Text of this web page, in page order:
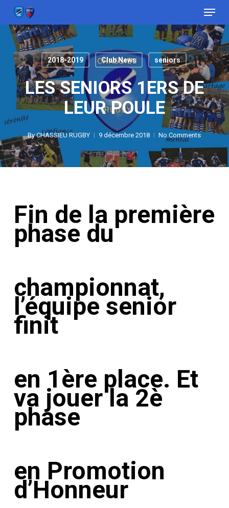
main
content
Menu
2018-2019 Club News seniors
LES SENIORS 1ERS DE
LEUR POULE
By CHASSIEU RUGBY 9 décembre 2018 No Comments
Fin de la première
phase du
championnat,
l’équipe senior
finit
en 1ère place. Et
va jouer la 2è
phase
en Promotion
d’Honneur
Close
Menu